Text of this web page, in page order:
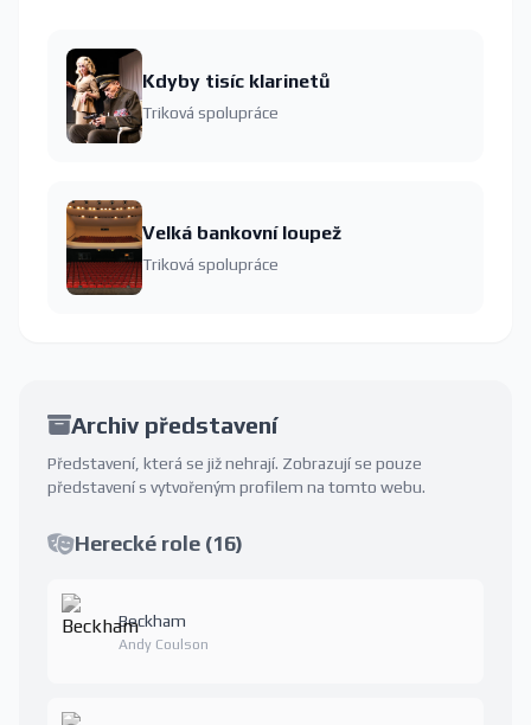
Kdyby tisíc klarinetů
Triková spolupráce
Velká bankovní loupež
Triková spolupráce
Archiv představení
Představení, která se již nehrají. Zobrazují se pouze
představení s vytvořeným profilem na tomto webu.
Herecké role (16)
Beckham
Andy Coulson